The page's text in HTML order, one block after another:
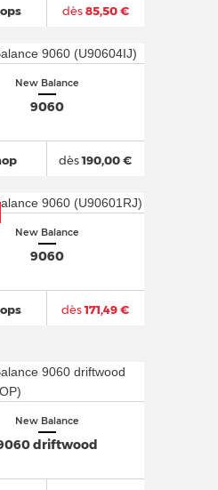
dès85,50 €
New Balance
9060
dès190,00 €
New Balance
9060
dès171,49 €
New Balance
driftwood